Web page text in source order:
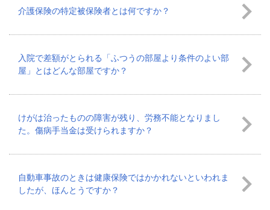
介護保険の特定被保険者とは何ですか？
入院で差額がとられる「ふつうの部屋より条件のよい部
屋」とはどんな部屋ですか？
けがは治ったものの障害が残り、労務不能となりまし
た。傷病手当金は受けられますか？
自動車事故のときは健康保険ではかかれないといわれま
したが、ほんとうですか？